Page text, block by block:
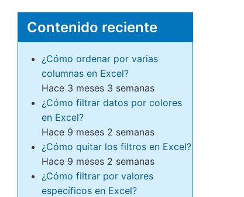
Contenido reciente
¿Cómo ordenar por varias
columnas en Excel?
Hace 3 meses 3 semanas
¿Cómo filtrar datos por colores
en Excel?
Hace 9 meses 2 semanas
¿Cómo quitar los filtros en Excel?
Hace 9 meses 2 semanas
¿Cómo filtrar por valores
específicos en Excel?